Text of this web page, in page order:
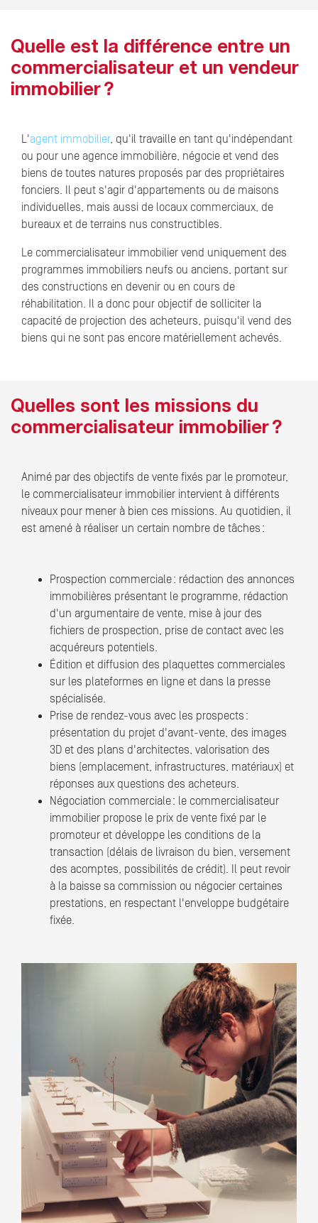
Quelle est la différence entre un
commercialisateur et un vendeur
immobilier ?
L'agent immobilier, qu'il travaille en tant qu'indépendant
ou pour une agence immobilière, négocie et vend des
biens de toutes natures proposés par des propriétaires
fonciers. Il peut s'agir d'appartements ou de maisons
individuelles, mais aussi de locaux commerciaux, de
bureaux et de terrains nus constructibles.
Le commercialisateur immobilier vend uniquement des
programmes immobiliers neufs ou anciens, portant sur
des constructions en devenir ou en cours de
réhabilitation. Il a donc pour objectif de solliciter la
capacité de projection des acheteurs, puisqu'il vend des
biens qui ne sont pas encore matériellement achevés.
Quelles sont les missions du
commercialisateur immobilier ?
Animé par des objectifs de vente fixés par le promoteur,
le commercialisateur immobilier intervient à différents
niveaux pour mener à bien ces missions. Au quotidien, il
est amené à réaliser un certain nombre de tâches :
Prospection commerciale : rédaction des annonces
immobilières présentant le programme, rédaction
d'un argumentaire de vente, mise à jour des
fichiers de prospection, prise de contact avec les
acquéreurs potentiels.
Édition et diffusion des plaquettes commerciales
sur les plateformes en ligne et dans la presse
spécialisée.
Prise de rendez-vous avec les prospects :
présentation du projet d'avant-vente, des images
3D et des plans d'architectes, valorisation des
biens (emplacement, infrastructures, matériaux) et
réponses aux questions des acheteurs.
Négociation commerciale : le commercialisateur
immobilier propose le prix de vente fixé par le
promoteur et développe les conditions de la
transaction (délais de livraison du bien, versement
des acomptes, possibilités de crédit). Il peut revoir
à la baisse sa commission ou négocier certaines
prestations, en respectant l'enveloppe budgétaire
fixée.